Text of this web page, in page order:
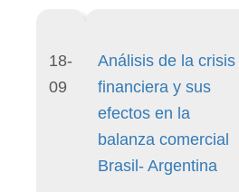
18-
09
Análisis de la crisis
financiera y sus
efectos en la
balanza comercial
Brasil- Argentina